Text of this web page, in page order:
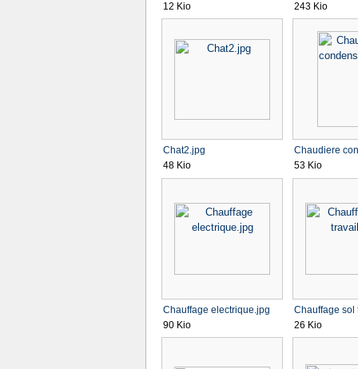
12 Kio
243 Kio
Chat2.jpg
48 Kio
Chaudiere
53 Kio
Chauffage electrique.jpg
90 Kio
Chauffage sol
26 Kio